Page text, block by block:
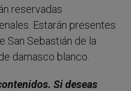
reservadas
Estarán presentes
San Sebastián de la
damasco blanco.
Si deseas